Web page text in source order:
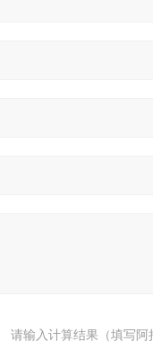
请输入计算结果（填写